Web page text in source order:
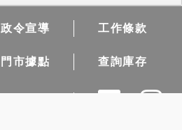
政令宣導 工作條款
門市據點 查詢庫存